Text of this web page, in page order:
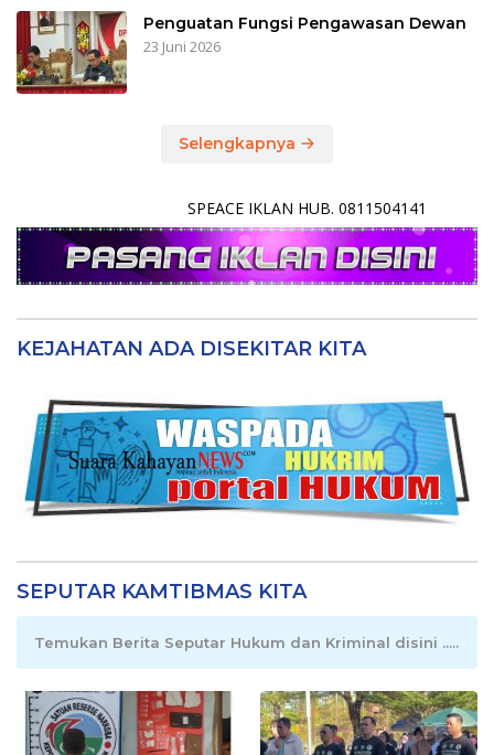
Penguatan Fungsi Pengawasan Dewan
23 Juni 2026
Selengkapnya
SPEACE IKLAN HUB. 0811504141
KEJAHATAN ADA DISEKITAR KITA
SEPUTAR KAMTIBMAS KITA
Temukan Berita Seputar Hukum dan Kriminal disini .....